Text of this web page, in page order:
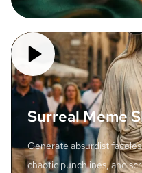
Surreal Meme
Generate absurdist
chaotic punchlines, and